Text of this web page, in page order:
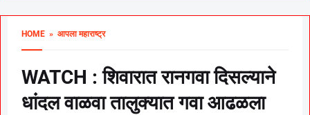
HOME » आपला महाराष्ट्र
WATCH : शिवारात रानगवा दिसल्याने
धांदल वाळवा तालुक्यात गवा आढळला